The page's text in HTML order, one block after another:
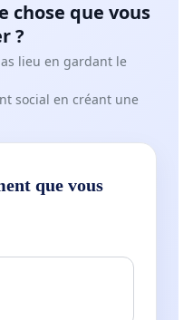
chose que vous
?
lieu en gardant le
social en créant une
que vous